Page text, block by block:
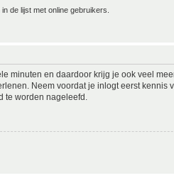
de lijst met online gebruikers.
minuten en daardoor krijg je ook veel
Neem voordat je inlogt eerst kennis
te worden nageleefd.